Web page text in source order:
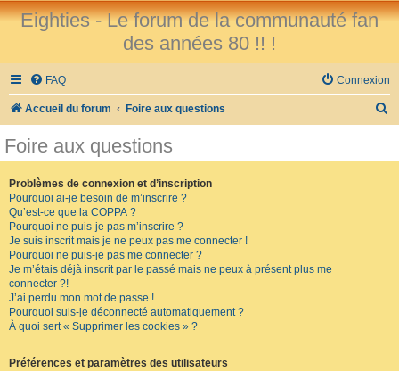
Eighties - Le forum de la communauté fan
des années 80 !! !
FAQ Connexion
Accueil du forum Foire aux questions
Foire aux questions
Problèmes de connexion et d’inscription
Pourquoi ai-je besoin de m’inscrire ?
Qu’est-ce que la COPPA ?
Pourquoi ne puis-je pas m’inscrire ?
Je suis inscrit mais je ne peux pas me connecter !
Pourquoi ne puis-je pas me connecter ?
Je m’étais déjà inscrit par le passé mais ne peux à présent plus me
connecter ?!
J’ai perdu mon mot de passe !
Pourquoi suis-je déconnecté automatiquement ?
À quoi sert « Supprimer les cookies » ?
Préférences et paramètres des utilisateurs